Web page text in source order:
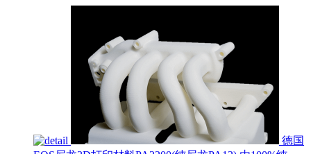
德国